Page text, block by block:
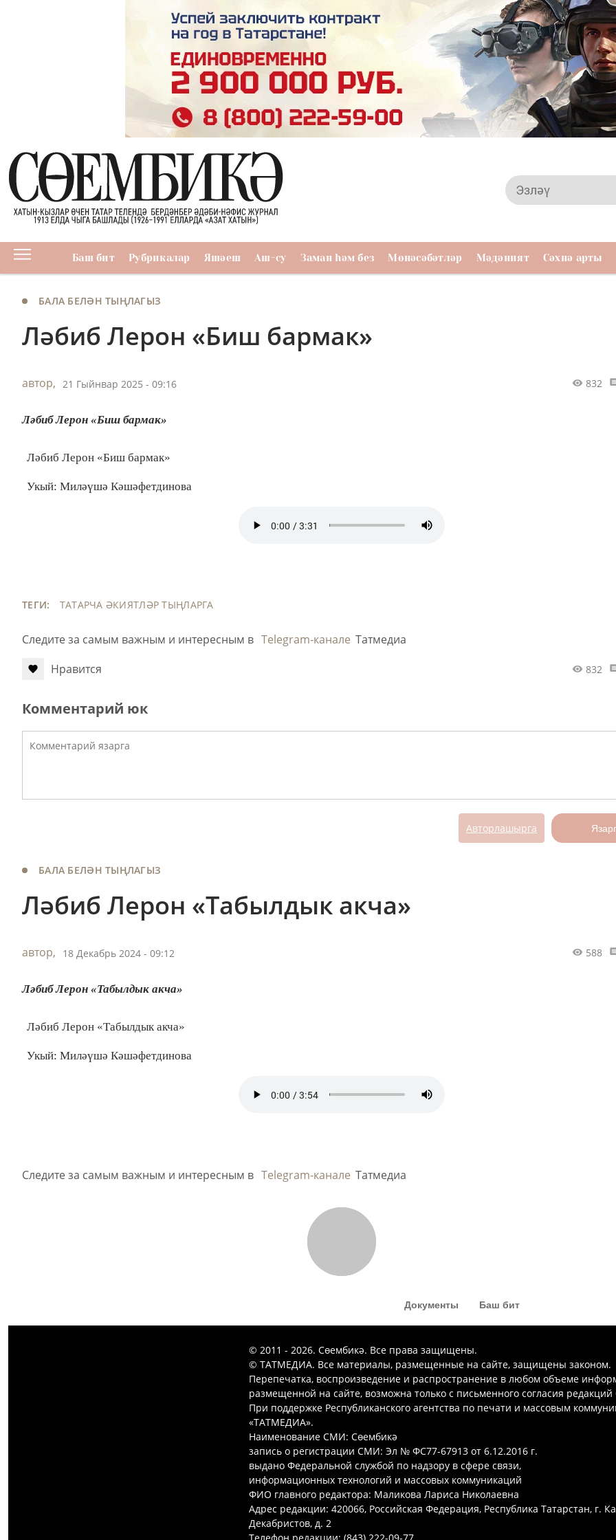
Баш бит Рубрикалар Яшәеш Аш-су Заман һәм без Мөнәсәбәтләр Мәдәният Сәхнә арты
БАЛА БЕЛӘН ТЫҢЛАГЫЗ
Ләбиб Лерон «Биш бармак»
автор, 21 Гыйнвар 2025 - 09:16 832
Ләбиб Лерон «Биш бармак»
Ләбиб Лерон «Биш бармак»
Укый: Миләүшә Кәшәфетдинова
ТЕГИ: ТАТАРЧА ӘКИЯТЛӘР ТЫҢЛАРГА
Следите за самым важным и интересным в Telegram-канале Татмедиа
Нравится
832
Комментарий юк
Авторлашырга
БАЛА БЕЛӘН ТЫҢЛАГЫЗ
Ләбиб Лерон «Табылдык акча»
автор, 18 Декабрь 2024 - 09:12 588
Ләбиб Лерон «Табылдык акча»
Ләбиб Лерон «Табылдык акча»
Укый: Миләүшә Кәшәфетдинова
Следите за самым важным и интересным в Telegram-канале Татмедиа
Документы Баш бит
© 2011 - 2026. Сөембикә. Все права защищены.
© ТАТМЕДИА. Все материалы, размещенные на сайте, защищены законом.
Перепечатка, воспроизведение и распространение в любом объеме
размещенной на сайте, возможна только с письменного согласия
При поддержке Республиканского агентства по печати и массовым
«ТАТМЕДИА».
Наименование СМИ: Сөембикә
запись о регистрации СМИ: Эл № ФС77-67913 от 6.12.2016 г.
выдано Федеральной службой по надзору в сфере связи,
информационных технологий и массовых коммуникаций
ФИО главного редактора: Маликова Лариса Николаевна
Адрес редакции: 420066, Российская Федерация, Республика Татарстан, г.
Декабристов, д. 2